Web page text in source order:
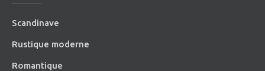
Scandinave
Rustique moderne
Romantique